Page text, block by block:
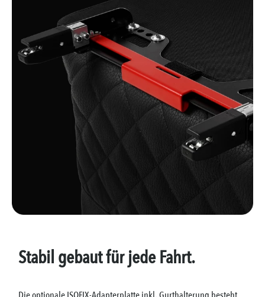
Stabil gebaut für jede Fahrt.